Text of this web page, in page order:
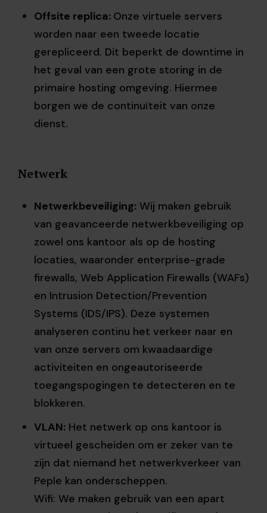
Offsite replica: Onze virtuele servers
worden naar een tweede locatie
gerepliceerd. Dit beperkt de downtime in
het geval van een grote storing in de
primaire hosting omgeving. Hiermee
borgen we de continuïteit van onze
dienst.
Netwerk
Netwerkbeveiliging: Wij maken gebruik
van geavanceerde netwerkbeveiliging op
zowel ons kantoor als op de hosting
locaties, waaronder enterprise-grade
firewalls, Web Application Firewalls (WAFs)
en Intrusion Detection/Prevention
Systems (IDS/IPS). Deze systemen
analyseren continu het verkeer naar en
van onze servers om kwaadaardige
activiteiten en ongeautoriseerde
toegangspogingen te detecteren en te
blokkeren.
VLAN: Het netwerk op ons kantoor is
virtueel gescheiden om er zeker van te
zijn dat niemand het netwerkverkeer van
Peple kan onderscheppen.
Wifi: We maken gebruik van een apart